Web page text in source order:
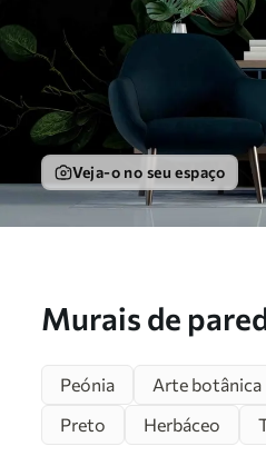
Veja-o no seu espaço
Murais de
Peónia Arte botânica
Preto
Herbáceo